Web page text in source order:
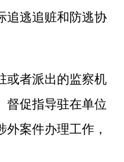
追逃追赃和防逃协
者派出的监察机
督促指导驻在单位
案件办理工作，